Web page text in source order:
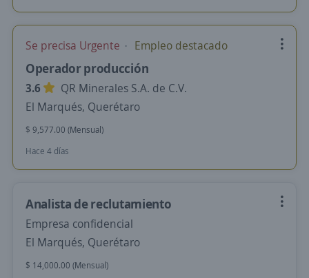
Se precisa Urgente Empleo destacado
Operador producción
3.6
QR Minerales S.A. de C.V.
El Marqués, Querétaro
$ 9,577.00 (Mensual)
Hace 4 días
Analista de reclutamiento
Empresa confidencial
El Marqués, Querétaro
$ 14,000.00 (Mensual)